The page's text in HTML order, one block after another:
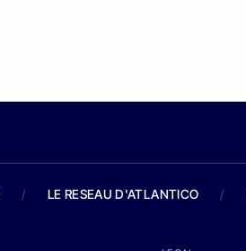
/ LE RESEAU D'ATLANTICO /